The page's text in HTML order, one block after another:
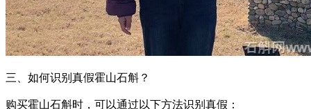
三、如何识别真假霍山石斛？
购买霍山石斛时，可以通过以下方法识别真假：